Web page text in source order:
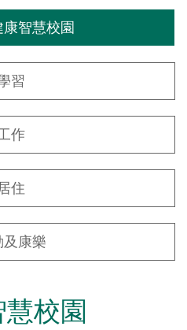
智慧校園
習
作
居住
及康樂
校園